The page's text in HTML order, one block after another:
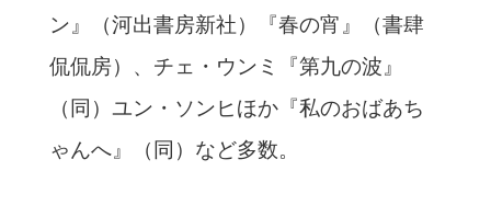
ン』（河出書房新社）『春の宵』（書肆
侃侃房）、チェ・ウンミ『第九の波』
（同）ユン・ソンヒほか『私のおばあち
ゃんへ』（同）など多数。